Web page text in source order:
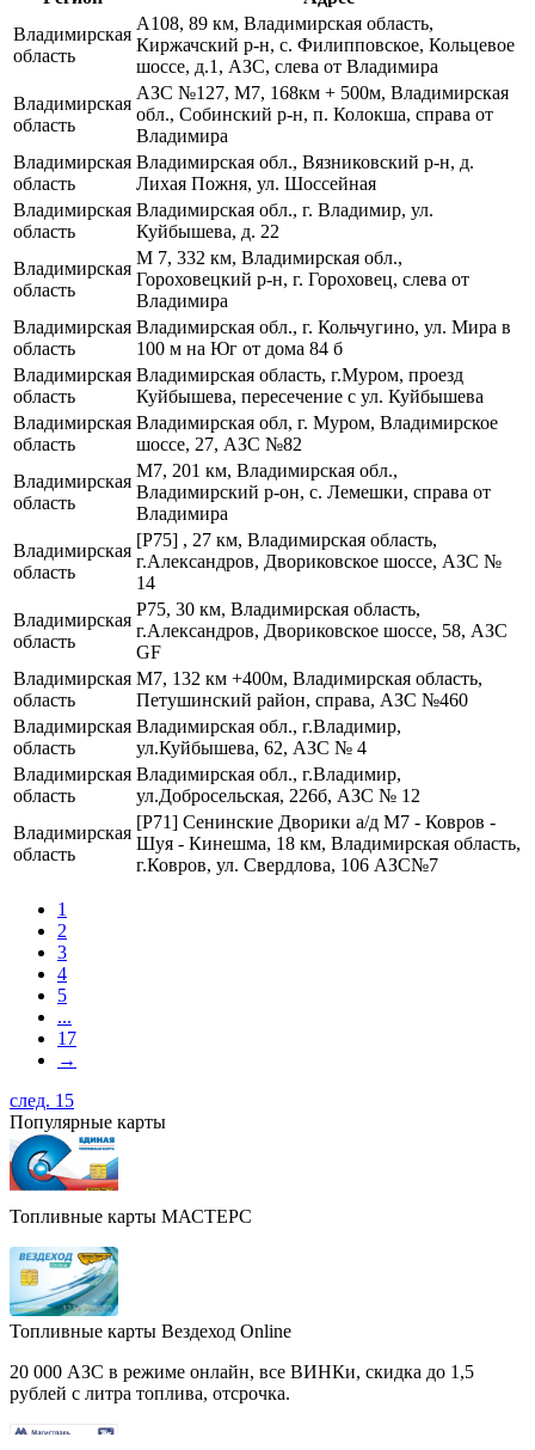
Владимирская
область
А108, 89 км, Владимирская область,
Киржачский р-н, с. Филипповское, Кольцевое
шоссе, д.1, АЗС, слева от Владимира
Владимирская
область
АЗС №127, М7, 168км + 500м, Владимирская
обл., Собинский р-н, п. Колокша, справа от
Владимира
Владимирская
область
Владимирская обл., Вязниковский р-н, д.
Лихая Пожня, ул. Шоссейная
Владимирская
область
Владимирская обл., г. Владимир, ул.
Куйбышева, д. 22
Владимирская
область
М 7, 332 км, Владимирская обл.,
Гороховецкий р-н, г. Гороховец, слева от
Владимира
Владимирская
область
Владимирская обл., г. Кольчугино, ул. Мира в
100 м на Юг от дома 84 б
Владимирская
область
Владимирская область, г.Муром, проезд
Куйбышева, пересечение с ул. Куйбышева
Владимирская
область
Владимирская обл, г. Муром, Владимирское
шоссе, 27, АЗС №82
Владимирская
область
М7, 201 км, Владимирская обл.,
Владимирский р-он, с. Лемешки, справа от
Владимира
Владимирская
область
[Р75] , 27 км, Владимирская область,
г.Александров, Двориковское шоссе, АЗС №
14
Владимирская
область
Р75, 30 км, Владимирская область,
г.Александров, Двориковское шоссе, 58, АЗС
GF
Владимирская
область
М7, 132 км +400м, Владимирская область,
Петушинский район, справа, АЗС №460
Владимирская
область
Владимирская обл., г.Владимир,
ул.Куйбышева, 62, АЗС № 4
Владимирская
область
Владимирская обл., г.Владимир,
ул.Добросельская, 226б, АЗС № 12
Владимирская
область
[Р71] Сенинские Дворики а/д М7 - Ковров -
Шуя - Кинешма, 18 км, Владимирская область,
г.Ковров, ул. Свердлова, 106 АЗС№7
1
2
3
4
5
...
17
→
след. 15
Популярные карты
Топливные карты МАСТЕРС
Топливные карты Вездеход Online
20 000 АЗС в режиме онлайн, все ВИНКи, скидка до 1,5
рублей с литра топлива, отсрочка.